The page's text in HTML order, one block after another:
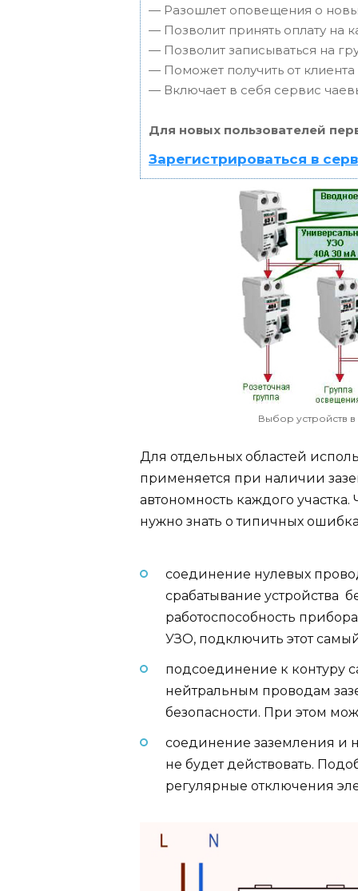
— Разошлет оповещения о
— Позволит принять оплату на
— Позволит записываться на
— Поможет получить от
— Включает в себя сервис
Для новых пользователей
Зарегистрироваться в
Выбор устройств
Для отдельных областей
применяется при наличии
автономность каждого
нужно знать о типичных
соединение нулевых
срабатывание устройства
работоспособность
УЗО, подключить этот
подсоединение к контуру
нейтральным проводам
безопасности. При этом
соединение заземления и
не будет действовать.
регулярные отключения